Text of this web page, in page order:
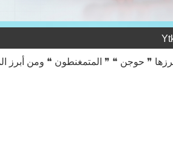
❞ حوجن ❝ ❞ المتمغنطون ❝ ومن أبرز